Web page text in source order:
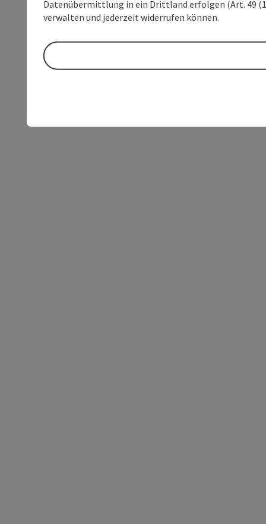
Datenübermittlung in ein Drittland erfolgen (Art. 49
verwalten und jederzeit widerrufen können.